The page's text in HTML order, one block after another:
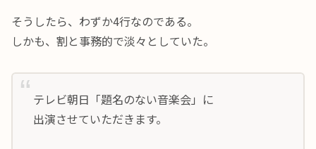
そうしたら、わずか4行なのである。
しかも、割と事務的で淡々としていた。
テレビ朝日「題名のない音楽会」に
出演させていただきます。